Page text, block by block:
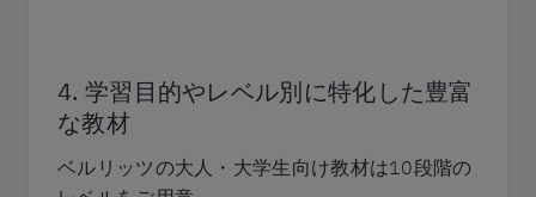
4. 学習目的やレベル別に特化した豊富
な教材
ベルリッツの大人・大学生向け教材は10段階の